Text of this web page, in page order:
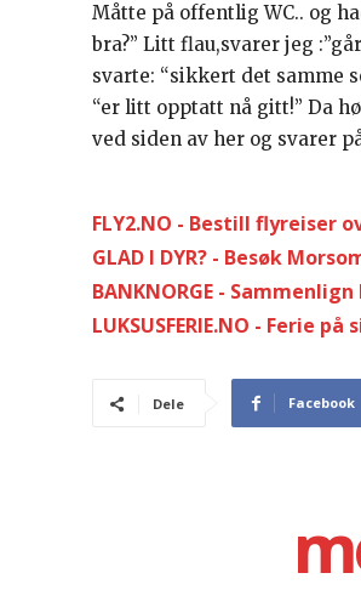
Måtte på offentlig WC.. og
bra?” Litt flau,svarer jeg
svarte: “sikkert det samme
“er litt opptatt nå gitt!” Da
ved siden av her og svarer
FLY2.NO - Bestill flyreiser
GLAD I DYR? - Besøk
BANKNORGE - Sammenlign
LUKSUSFERIE.NO - Ferie
Dele Facebook